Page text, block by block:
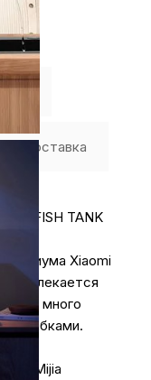
⭐️
Доставка
FISH TANK
Xiaomi
увлекается
много
рыбками.
Mijia